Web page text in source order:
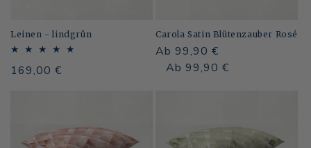
Leinen - lindgrün
Normaler
169,00 €
Carola Satin Blütenzauber Rosé
Normaler
Preis
Ab 99,90 €
Normaler
Verkaufspreis
Ab 99,90 €